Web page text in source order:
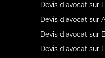
Devis d'avocat sur
Devis d'avocat sur
Devis d'avocat sur
Devis d'avocat sur